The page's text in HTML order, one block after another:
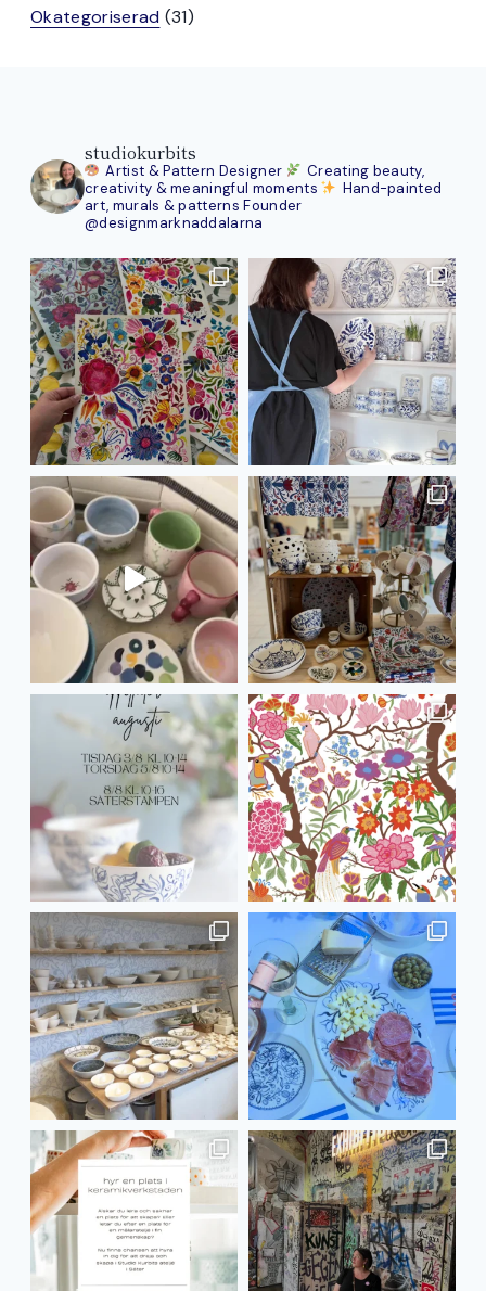
produkter
Okategoriserad 3131
studiokurbits
Artist & Pattern Designer
Creating beauty,
creativity & meaningful moments
Hand-painted
art, murals & patterns Founder
@designmarknaddalarna